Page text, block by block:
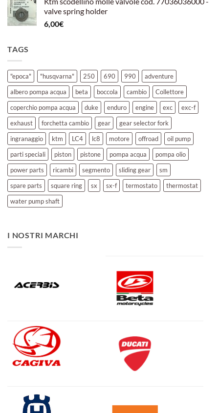
valve spring holder
6,00€
TAGS
"epoca" "husqvarna" 250 690 990
adventure
albero pompa acqua
beta boccola cambio
Collettore
coperchio pompa acqua
duke enduro engine exc
exc-f
exhaust
forchetta cambio gear
gear selector fork
ingranaggio
ktm LC4 lc8 motore offroad
oil pump
parti speciali
piston pistone pompa acqua
pompa olio
power parts
ricambi segmento sliding gear
sm
spare parts
square ring sx sx-f termostato
thermostat
water pump shaft
I NOSTRI MARCHI